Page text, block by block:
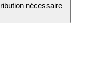
nécessaire